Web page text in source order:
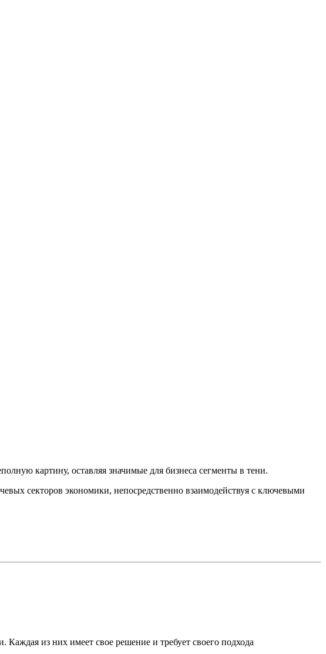
картину, оставляя значимые для бизнеса сегменты в тени.
секторов экономики, непосредственно взаимодействуя с ключевыми
Каждая из них имеет свое решение и требует своего подхода